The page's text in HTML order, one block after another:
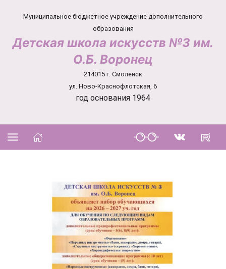
Муниципальное бюджетное учреждение дополнительного
образования
Детская школа искусств №3 им.
О.Б. Воронец
214015 г. Смоленск
ул. Ново-Краснофлотская, 6
год основания 1964